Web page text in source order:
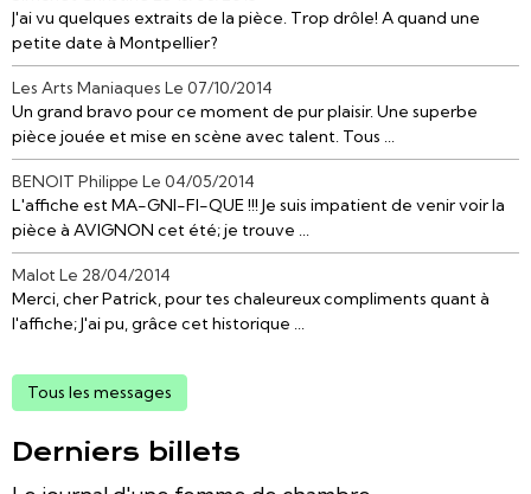
J'ai vu quelques extraits de la pièce. Trop drôle! A quand une
petite date à Montpellier?
Les Arts Maniaques Le 07/10/2014
Un grand bravo pour ce moment de pur plaisir. Une superbe
pièce jouée et mise en scène avec talent. Tous ...
BENOIT Philippe Le 04/05/2014
L'affiche est MA-GNI-FI-QUE !!! Je suis impatient de venir voir la
pièce à AVIGNON cet été; je trouve ...
Malot Le 28/04/2014
Merci, cher Patrick, pour tes chaleureux compliments quant à
l'affiche; J'ai pu, grâce cet historique ...
Tous les messages
Derniers billets